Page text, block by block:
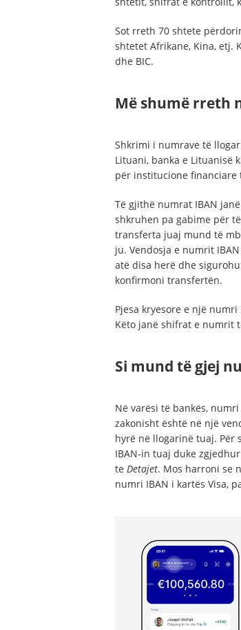
Sot rreth 70 shtete
shtetet Afrikane, Kina, etj.
dhe BIC.
Më shumë rreth
Shkrimi i numrave të
Lituani, banka e Lituanisë
për institucione financiare
Të gjithë numrat IBAN
shkruhen pa gabime për
transferta juaj mund të
ju. Vendosja e numrit
atë disa herë dhe
konfirmoni transfertën.
Pjesa kryesore e një
Këto janë shifrat e numrit
Si mund të gjej
Në varësi të bankës,
zakonisht është në një
hyrë në llogarinë tuaj. Për
IBAN-in tuaj duke zgjedhur
te Detajet. Mos harroni se
numri IBAN i kartës Visa,